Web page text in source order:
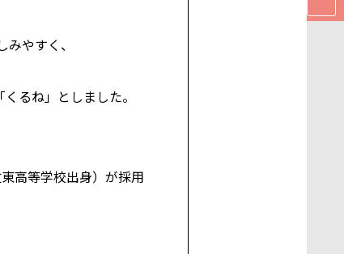
やすく、
るね」としました。
高等学校出身）が採用